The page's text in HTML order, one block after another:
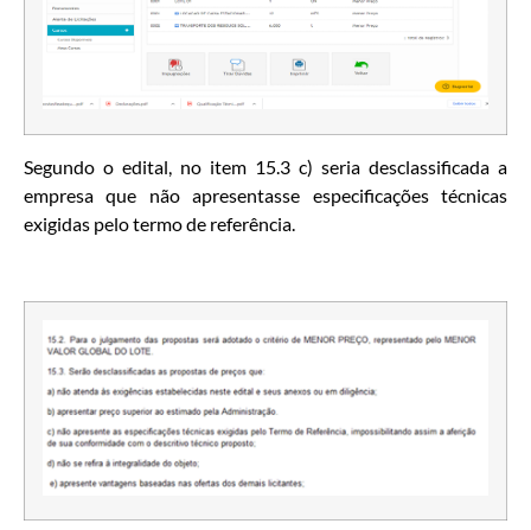
Segundo o edital, no item 15.3 c) seria desclassificada a
empresa que não apresentasse especificações técnicas
exigidas pelo termo de referência.